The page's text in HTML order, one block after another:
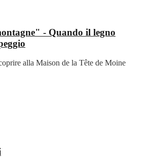
- Quando il legno
alla Maison de la Tête de Moine